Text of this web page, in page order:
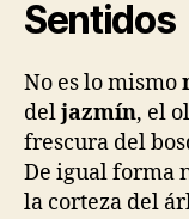
Sentidos
No es lo mismo
deljazmín, el
frescura del
De igual forma
la corteza del